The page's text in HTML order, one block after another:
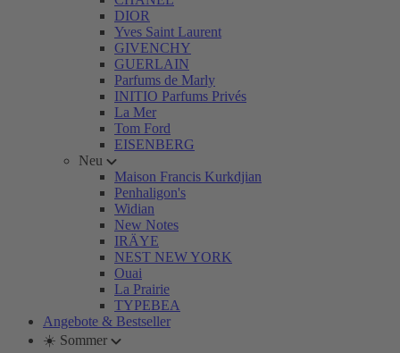
DIOR
Yves Saint Laurent
GIVENCHY
GUERLAIN
Parfums de Marly
INITIO Parfums Privés
La Mer
Tom Ford
EISENBERG
Neu
Maison Francis Kurkdjian
Penhaligon's
Widian
New Notes
IRÄYE
NEST NEW YORK
Ouai
La Prairie
TYPEBEA
Angebote & Bestseller
☀️ Sommer